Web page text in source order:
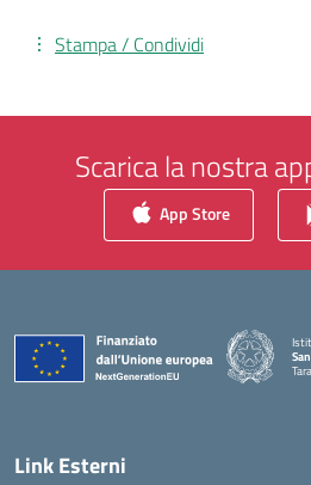
Stampa / Condividi
Scarica la nostra
App Store
Link Esterni